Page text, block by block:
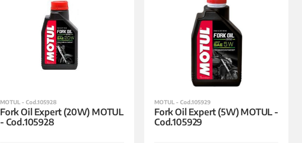
MOTUL - Cod.105928
Fork Oil Expert (20W) MOTUL
- Cod.105928
MOTUL - Cod.105929
Fork Oil Expert (5W) MOTUL -
Cod.105929